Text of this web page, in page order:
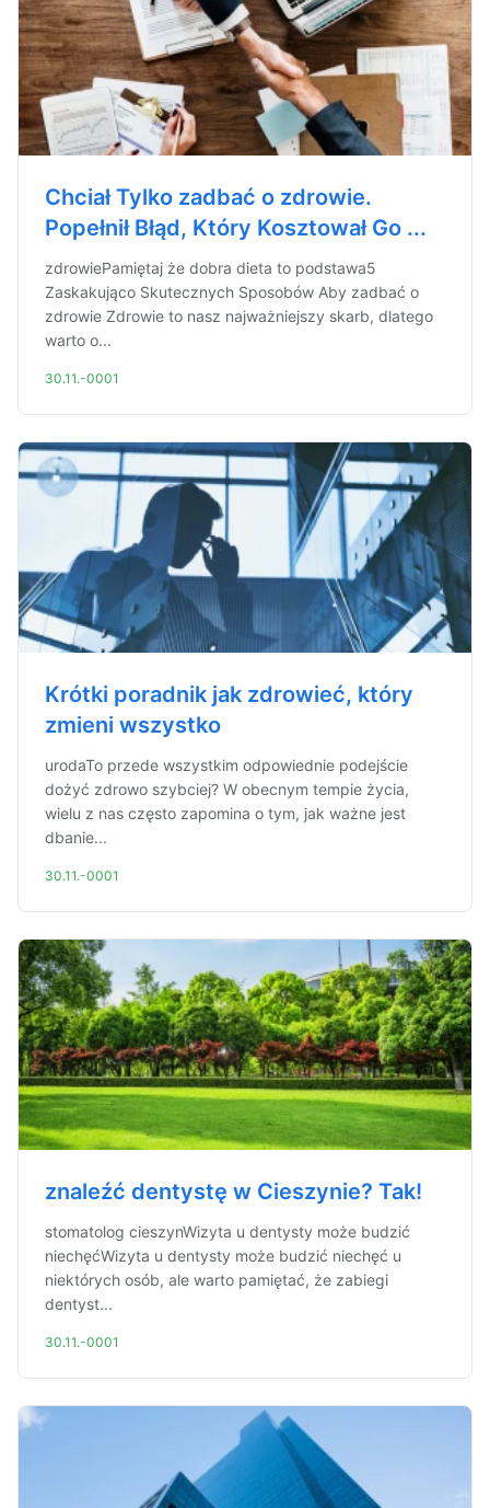
Chciał Tylko zadbać o zdrowie.
Popełnił Błąd, Który Kosztował Go ...
zdrowiePamiętaj że dobra dieta to podstawa5
Zaskakująco Skutecznych Sposobów Aby zadbać o
zdrowie Zdrowie to nasz najważniejszy skarb, dlatego
warto o...
30.11.-0001
Krótki poradnik jak zdrowieć, który
zmieni wszystko
urodaTo przede wszystkim odpowiednie podejście
dożyć zdrowo szybciej? W obecnym tempie życia,
wielu z nas często zapomina o tym, jak ważne jest
dbanie...
30.11.-0001
znaleźć dentystę w Cieszynie? Tak!
stomatolog cieszynWizyta u dentysty może budzić
niechęćWizyta u dentysty może budzić niechęć u
niektórych osób, ale warto pamiętać, że zabiegi
dentyst...
30.11.-0001